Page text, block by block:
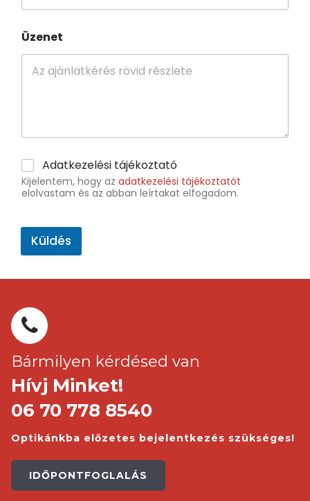
Üzenet
Adatkezelési tájékoztató
Kijelentem, hogy az adatkezelési tájékoztatót
elolvastam és az abban leírtakat elfogadom.
Küldés
Bármilyen kérdésed van
Hívj Minket!
06 70 778 8540
Optikánkba előzetes bejelentkezés szükséges!
IDŐPONTFOGLALÁS